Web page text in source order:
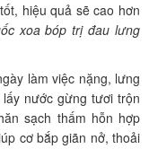
hiệu quả sẽ cao hơn
xoa bóp trị đau lưng
làm việc nặng, lưng
nước gừng tươi trộn
sạch thấm hỗn hợp
cơ bắp giãn nở, thoải